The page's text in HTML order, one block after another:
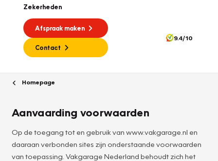
Zekerheden
Afspraak maken
Contact
9.4/10
Homepage
Aanvaarding voorwaarden
Op de toegang tot en gebruik van www.vakgarage.nl en
daaraan verbonden sites zijn onderstaande voorwaarden
van toepassing. Vakgarage Nederland behoudt zich het